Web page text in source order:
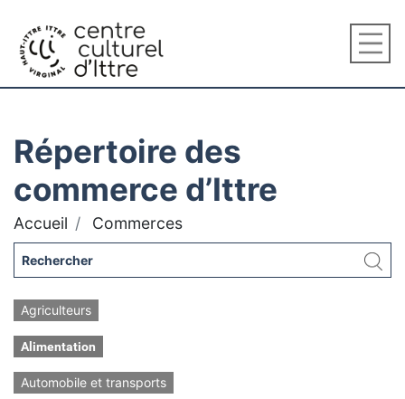
Répertoire des
commerce d’Ittre
Accueil Commerces
Agriculteurs
Alimentation
Automobile et transports